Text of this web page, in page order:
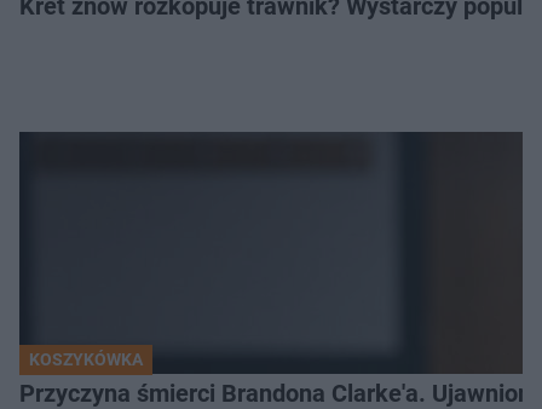
KOSZYKÓWKA
Przyczyna śmierci Brandona Clarke'a.